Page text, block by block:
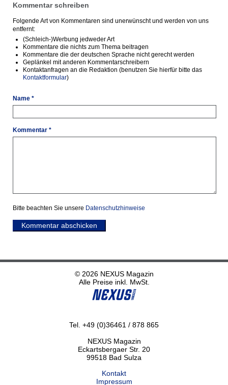
Kommentar schreiben
Folgende Art von Kommentaren sind unerwünscht und werden von uns
entfernt:
(Schleich-)Werbung jedweder Art
Kommentare die nichts zum Thema beitragen
Kommentare die der deutschen Sprache nicht gerecht werden
Geplänkel mit anderen Kommentarschreibern
Kontaktanfragen an die Redaktion (benutzen Sie hierfür bitte das
Kontaktformular)
Name *
Kommentar *
Bitte beachten Sie unsere Datenschutzhinweise
Kommentar abschicken
© 2026 NEXUS Magazin
Alle Preise inkl. MwSt.
Tel. +49 (0)36461 / 878 865
NEXUS Magazin
Eckartsbergaer Str. 20
99518 Bad Sulza
Kontakt
Impressum